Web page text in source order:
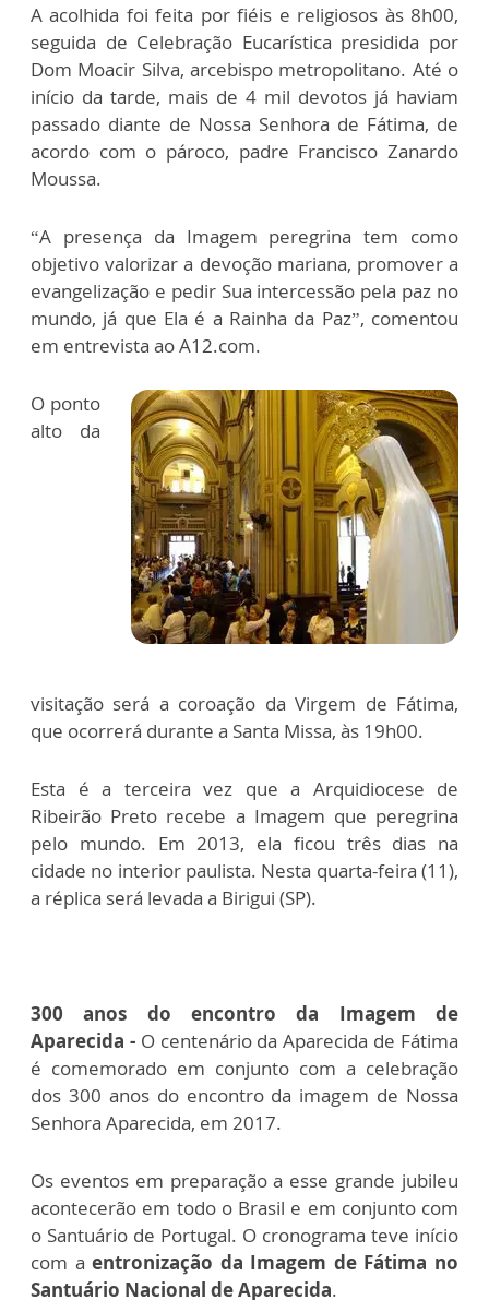
A acolhida foi feita por fiéis e religiosos às 8h00,
seguida de Celebração Eucarística presidida por
Dom Moacir Silva, arcebispo metropolitano. Até o
início da tarde, mais de 4 mil devotos já haviam
passado diante de Nossa Senhora de Fátima, de
acordo com o pároco, padre Francisco Zanardo
Moussa.
“A presença da Imagem peregrina tem como
objetivo valorizar a devoção mariana, promover a
evangelização e pedir Sua intercessão pela paz no
mundo, já que Ela é a Rainha da Paz”, comentou
em entrevista ao A12.com.
O ponto
alto da
visitação será a coroação da Virgem de Fátima,
que ocorrerá durante a Santa Missa, às 19h00.
Esta é a terceira vez que a Arquidiocese de
Ribeirão Preto recebe a Imagem que peregrina
pelo mundo. Em 2013, ela ficou três dias na
cidade no interior paulista. Nesta quarta-feira (11),
a réplica será levada a Birigui (SP).
300 anos do encontro da Imagem de
Aparecida - O centenário da Aparecida de Fátima
é comemorado em conjunto com a celebração
dos 300 anos do encontro da imagem de Nossa
Senhora Aparecida, em 2017.
Os eventos em preparação a esse grande jubileu
acontecerão em todo o Brasil e em conjunto com
o Santuário de Portugal. O cronograma teve início
com aentronização da Imagem de Fátima no
Santuário Nacional de Aparecida.